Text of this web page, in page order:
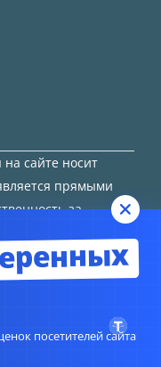
сайте носит
прямыми
за
посетителей сайта